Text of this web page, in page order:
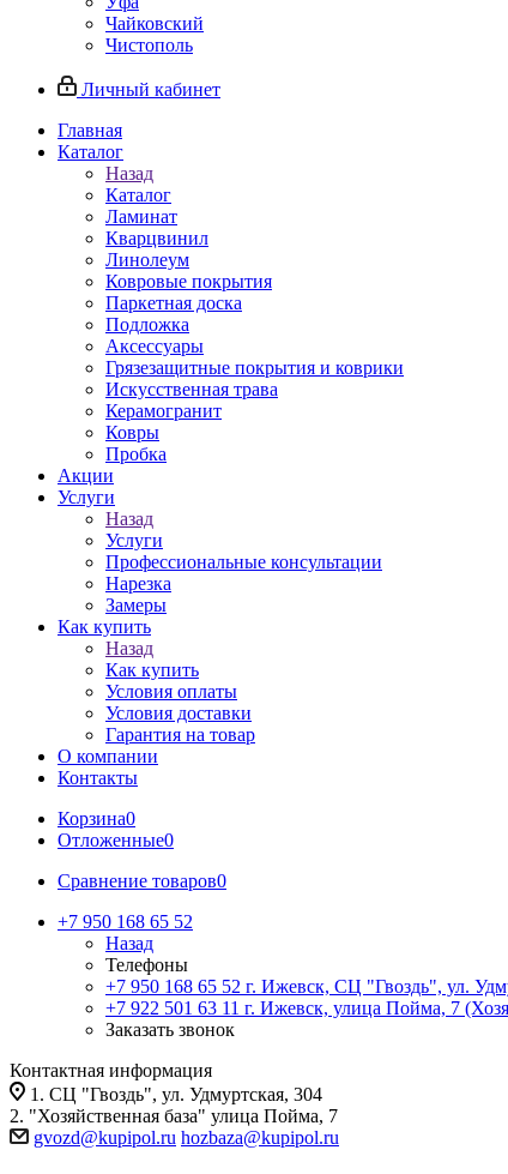
Чайковский
Чистополь
Личный кабинет
Главная
Каталог
Назад
Каталог
Ламинат
Кварцвинил
Линолеум
Ковровые покрытия
Паркетная доска
Подложка
Аксессуары
Грязезащитные покрытия и коврики
Искусственная трава
Керамогранит
Ковры
Пробка
Акции
Услуги
Назад
Услуги
Профессиональные консультации
Нарезка
Замеры
Как купить
Назад
Как купить
Условия оплаты
Условия доставки
Гарантия на товар
О компании
Контакты
Корзина0
Отложенные0
Сравнение товаров0
+7 950 168 65 52
Назад
Телефоны
+7 950 168 65 52 г. Ижевск, СЦ "Гвоздь", ул.
+7 922 501 63 11 г. Ижевск, улица Пойма, 7
Заказать звонок
Контактная информация
1. СЦ "Гвоздь", ул. Удмуртская, 304
2. "Хозяйственная база" улица Пойма, 7
gvozd@kupipol.ru hozbaza@kupipol.ru